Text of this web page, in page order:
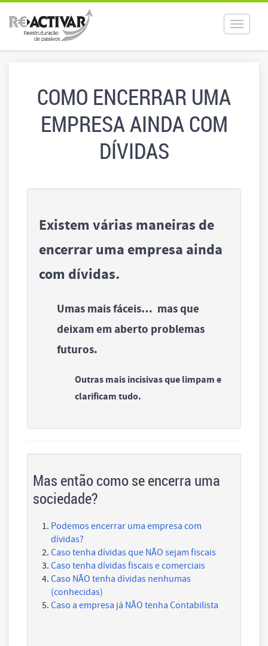
Toggle
COMO ENCERRAR UMA
EMPRESA AINDA COM
DÍVIDAS
Existem várias maneiras de
encerrar uma empresa ainda
com dívidas.
Umas mais fáceis… mas que
deixam em aberto problemas
futuros.
Outras mais incisivas que limpam e
clarificam tudo.
Mas então como se encerra uma
sociedade?
Podemos encerrar uma empresa com
dívidas?
Caso tenha dívidas que NÃO sejam fiscais
Caso tenha dívidas fiscais e comerciais
Caso NÃO tenha dívidas nenhumas
(conhecidas)
Caso a empresa já NÃO tenha Contabilista